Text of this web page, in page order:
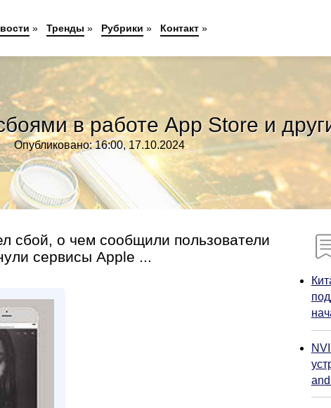
в работе App Store и
Опубликовано: 16:00, 17.10.2024
сбой, о чем сообщили пользователи
сервисы Apple ...
» Тренды » Рубрики » Контакт»